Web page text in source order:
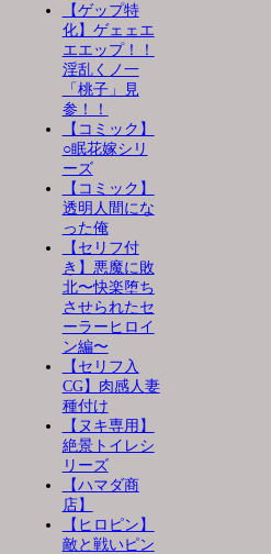
【ゲップ特
化】ゲェェエ
エエップ！！
淫乱くノ一
「桃子」見
参！！
【コミック】
○眠花嫁シリ
ーズ
【コミック】
透明人間にな
った俺
【セリフ付
き】悪魔に敗
北〜快楽堕ち
させられたセ
ーラーヒロイ
ン編〜
【セリフ入
CG】肉感人妻
種付け
【ヌキ専用】
絶景トイレシ
リーズ
【ハマダ商
店】
【ヒロピン】
敵と戦いピン